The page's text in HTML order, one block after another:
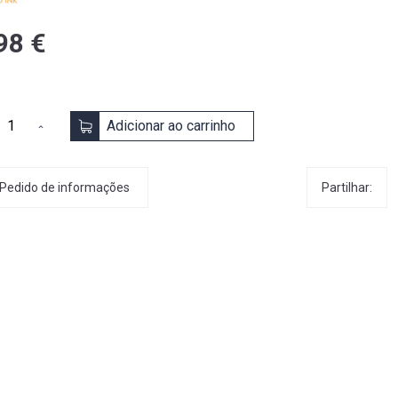
€
Adicionar ao carrinho
de informações Partilhar: